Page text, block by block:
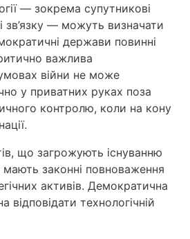
— зокрема супутникові
— можуть визначати
держави повинні
важлива
війни не може
у приватних руках поза
контролю, коли на кону
що загрожують існуванню
законні повноваження
активів. Демократична
відповідати технологічній